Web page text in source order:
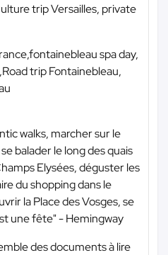
trip Versailles, private
spa day,
trip Fontainebleau,
walks, marcher sur le
balader le long des quais
Elysées, déguster les
du shopping dans le
la Place des Vosges, se
une fête" - Hemingway
des documents à lire